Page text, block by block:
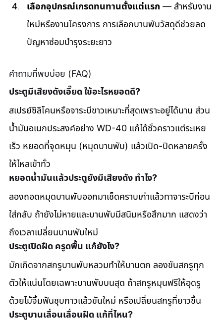
เลือกอุปกรณ์เกรดทนทานตั้งแต่แรก — สำหรับงาน
ใหม่หรืองานโครงการ การเลือกบานพับวัสดุดีช่วยลด
ปัญหาซ่อมบำรุงระยะยาว
คำถามที่พบบ่อย (FAQ)
ประตูมีเสียงดังเอี๊ยด ใช้อะไรหยอดดี?
สเปรย์ซิลิโคนหรือจาระบีขาวเหมาะที่สุดเพราะอยู่ได้นาน ส่วน
น้ำมันอเนกประสงค์อย่าง WD-40 แก้ได้ชั่วคราวแต่ระเหย
เร็ว หยอดที่จุดหมุน (หมุดบานพับ) แล้วเปิด-ปิดหลายครั้ง
ให้ไหลเข้าทั่ว
หยอดน้ำมันแล้วประตูยังมีเสียงดัง ทำไง?
ลองถอดหมุดบานพับออกมาเช็ดคราบเก่าแล้วทาจาระบีก่อน
ใส่กลับ ถ้ายังไม่หายและบานพับมีสนิมหรือสึกมาก แสดงว่า
ถึงเวลาเปลี่ยนบานพับใหม่
ประตูเปิดฝืด ครูดพื้น แก้ยังไง?
มักเกิดจากสกรูบานพับหลวมทำให้บานตก ลองขันสกรูทุก
ตัวให้แน่นโดยเฉพาะบานพับบนสุด ถ้าสกรูหมุนฟรีให้อุดรู
ด้วยไม้จิ้มฟันชุบกาวแล้วขันใหม่ หรือเปลี่ยนสกรูที่ยาวขึ้น
ประตูบานเลื่อนเลื่อนฝืด แก้ที่ไหน?